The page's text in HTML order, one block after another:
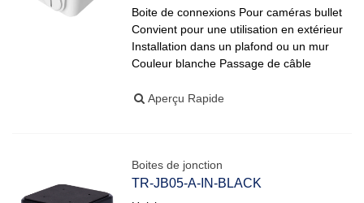
Boite de connexions Pour caméras bullet
Convient pour une utilisation en extérieur
Installation dans un plafond ou un mur
Couleur blanche Passage de câble
Aperçu Rapide
Boites de jonction
TR-JB05-A-IN-BLACK